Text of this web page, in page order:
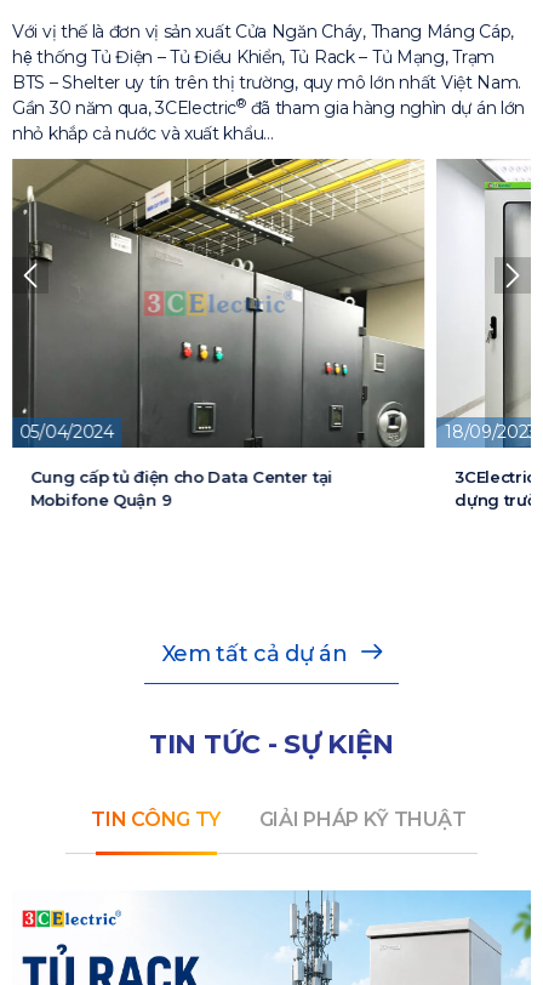
Với vị thế là đơn vị sản xuất Cửa Ngăn Cháy, Thang Máng Cáp,
hệ thống Tủ Điện – Tủ Điều Khiển, Tủ Rack – Tủ Mạng, Trạm
BTS – Shelter uy tín trên thị trường, quy mô lớn nhất Việt Nam.
Gần 30 năm qua, 3CElectric®đã tham gia hàng nghìn dự án lớn
nhỏ khắp cả nước và xuất khẩu…
18/09/2023
3CElectric cung cấp tủ điện cho Dự án xây
dựng trường đại học FPT
13/05/2026
Cung cấp
cấp
Xem tất cả dự án
TIN TỨC - SỰ KIỆN
TIN CÔNG TY GIẢI PHÁP KỸ THUẬT